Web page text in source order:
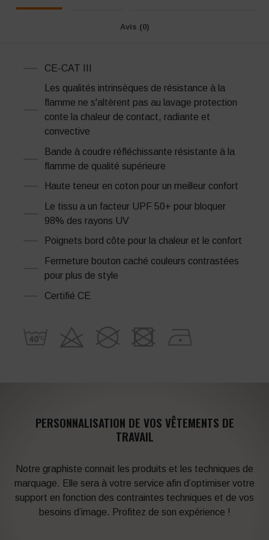
Avis (0)
CE-CAT III
Les qualités intrinsèques de résistance à la
flamme ne s'altèrent pas au lavage protection
conte la chaleur de contact, radiante et
convective
Bande à coudre réfléchissante résistante à la
flamme de qualité supérieure
Haute teneur en coton pour un meilleur confort
Le tissu a un facteur UPF 50+ pour bloquer
98% des rayons UV
Poignets bord côte pour la chaleur et le confort
Fermeture bouton caché couleurs contrastées
pour plus de style
Certifié CE
PERSONNALISATION DE VOS VÊTEMENTS DE
TRAVAIL
Notre graphiste connait les produits et les techniques de
marquage. Elle sera à votre service afin d’optimiser votre
support en fonction des contraintes techniques et de vos
besoins d’image. Profitez de son expérience !